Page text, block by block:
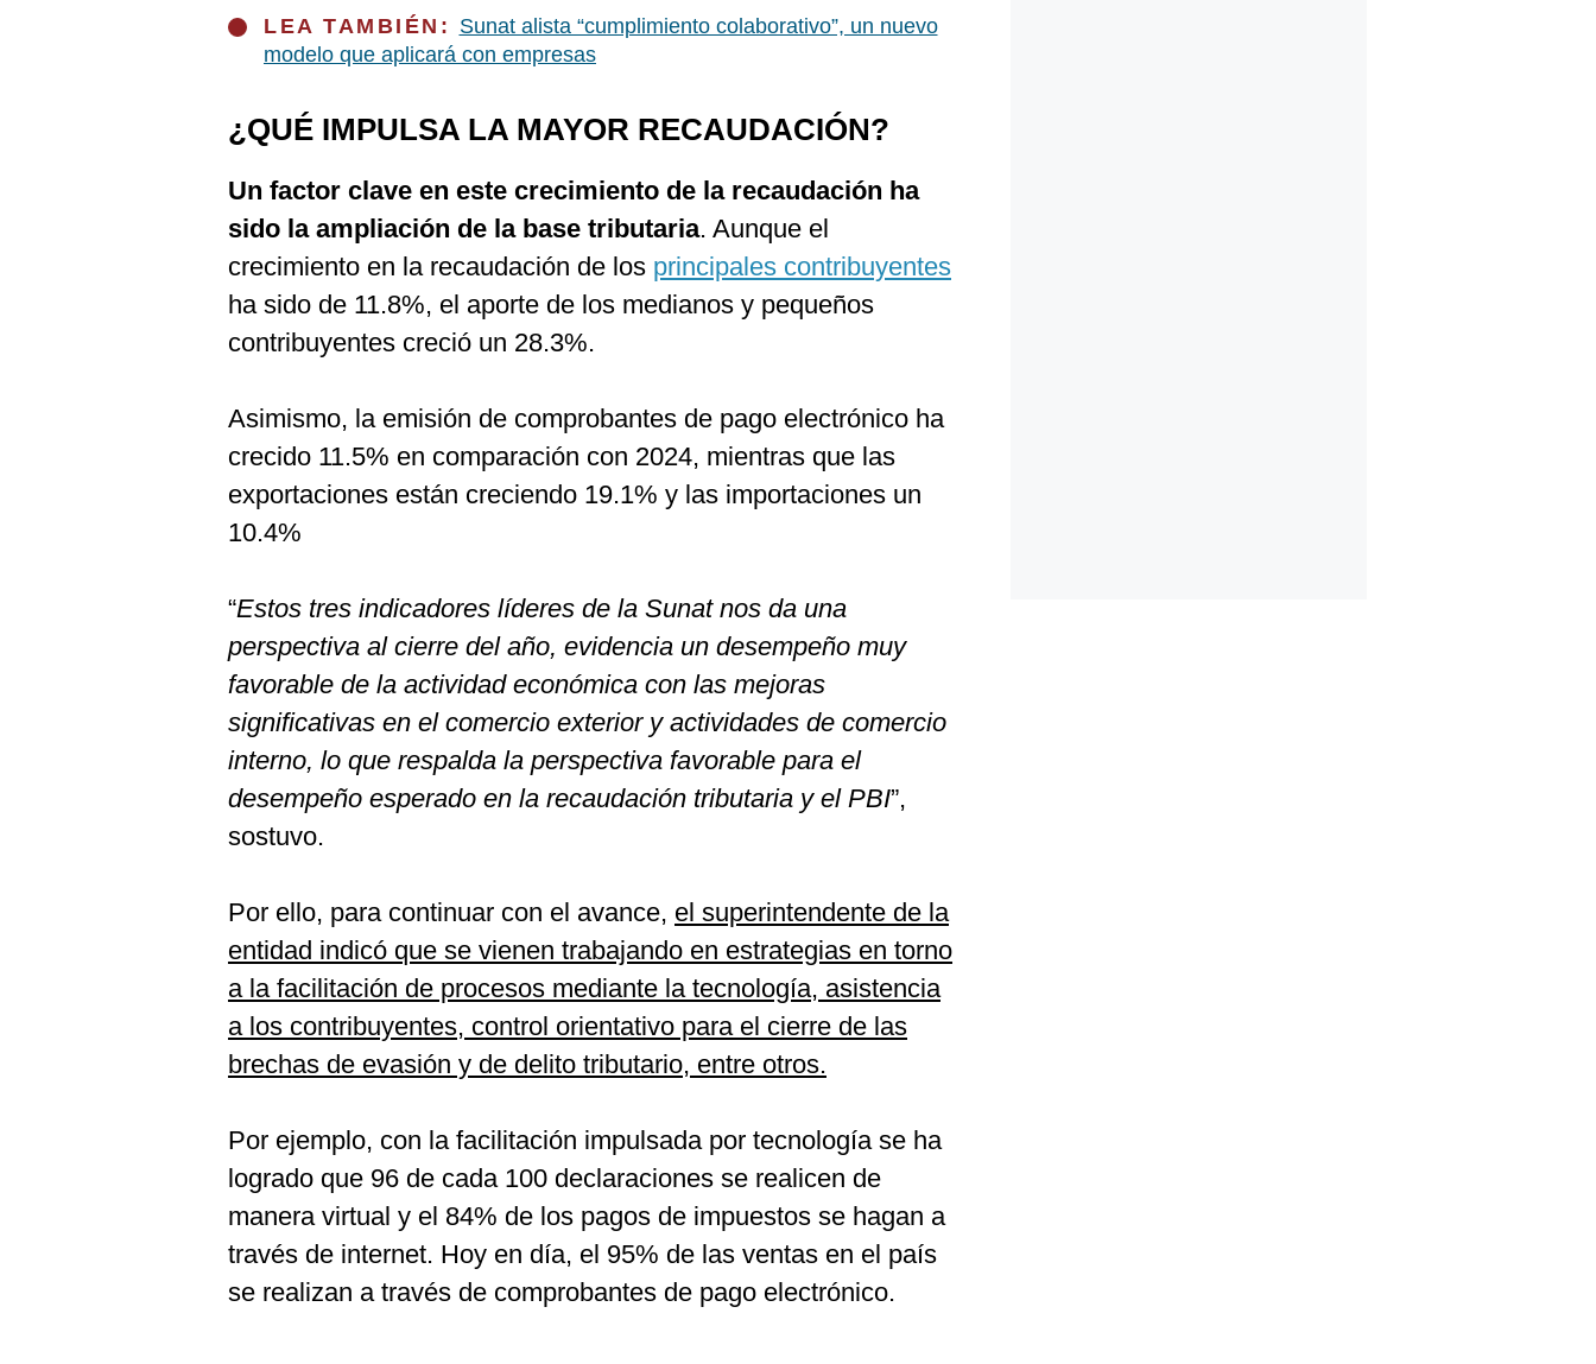
LEA TAMBIÉN: Sunat alista “cumplimiento colaborativo”, un nuevo
modelo que aplicará con empresas
¿QUÉ IMPULSA LA MAYOR RECAUDACIÓN?
Un factor clave en este crecimiento de la recaudación ha
sido la ampliación de la base tributaria. Aunque el
crecimiento en la recaudación de los principales contribuyentes
ha sido de 11.8%, el aporte de los medianos y pequeños
contribuyentes creció un 28.3%.
Asimismo, la emisión de comprobantes de pago electrónico ha
crecido 11.5% en comparación con 2024, mientras que las
exportaciones están creciendo 19.1% y las importaciones un
10.4%
“Estos tres indicadores líderes de la Sunat nos da una
perspectiva al cierre del año, evidencia un desempeño muy
favorable de la actividad económica con las mejoras
significativas en el comercio exterior y actividades de comercio
interno, lo que respalda la perspectiva favorable para el
desempeño esperado en la recaudación tributaria y el PBI”,
sostuvo.
Por ello, para continuar con el avance, el superintendente de la
entidad indicó que se vienen trabajando en estrategias en torno
a la facilitación de procesos mediante la tecnología, asistencia
a los contribuyentes, control orientativo para el cierre de las
brechas de evasión y de delito tributario, entre otros.
Por ejemplo, con la facilitación impulsada por tecnología se ha
logrado que 96 de cada 100 declaraciones se realicen de
manera virtual y el 84% de los pagos de impuestos se hagan a
través de internet. Hoy en día, el 95% de las ventas en el país
se realizan a través de comprobantes de pago electrónico.